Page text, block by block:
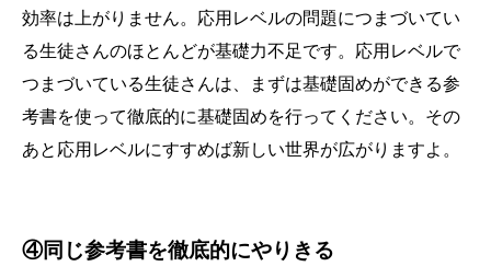
効率は上がりません。応用レベルの問題につまづいてい
る生徒さんのほとんどが基礎力不足です。応用レベルで
つまづいている生徒さんは、まずは基礎固めができる参
考書を使って徹底的に基礎固めを行ってください。その
あと応用レベルにすすめば新しい世界が広がりますよ。
④同じ参考書を徹底的にやりきる